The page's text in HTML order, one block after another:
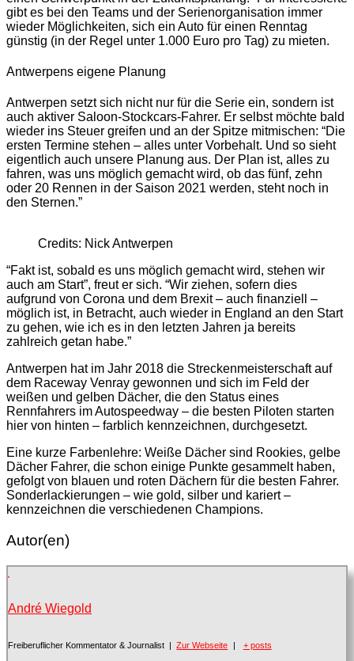
gibt es bei den Teams und der Serienorganisation immer
wieder Möglichkeiten, sich ein Auto für einen Renntag
günstig (in der Regel unter 1.000 Euro pro Tag) zu mieten.
Antwerpens eigene Planung
Antwerpen setzt sich nicht nur für die Serie ein, sondern ist
auch aktiver Saloon-Stockcars-Fahrer. Er selbst möchte bald
wieder ins Steuer greifen und an der Spitze mitmischen: “Die
ersten Termine stehen – alles unter Vorbehalt. Und so sieht
eigentlich auch unsere Planung aus. Der Plan ist, alles zu
fahren, was uns möglich gemacht wird, ob das fünf, zehn
oder 20 Rennen in der Saison 2021 werden, steht noch in
den Sternen.”
Credits: Nick Antwerpen
“Fakt ist, sobald es uns möglich gemacht wird, stehen wir
auch am Start”, freut er sich. “Wir ziehen, sofern dies
aufgrund von Corona und dem Brexit – auch finanziell –
möglich ist, in Betracht, auch wieder in England an den Start
zu gehen, wie ich es in den letzten Jahren ja bereits
zahlreich getan habe.”
Antwerpen hat im Jahr 2018 die Streckenmeisterschaft auf
dem Raceway Venray gewonnen und sich im Feld der
weißen und gelben Dächer, die den Status eines
Rennfahrers im Autospeedway – die besten Piloten starten
hier von hinten – farblich kennzeichnen, durchgesetzt.
Eine kurze Farbenlehre: Weiße Dächer sind Rookies, gelbe
Dächer Fahrer, die schon einige Punkte gesammelt haben,
gefolgt von blauen und roten Dächern für die besten Fahrer.
Sonderlackierungen – wie gold, silber und kariert –
kennzeichnen die verschiedenen Champions.
Autor(en)
André Wiegold
Freiberuflicher Kommentator & Journalist | Zur Webseite | + posts